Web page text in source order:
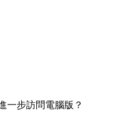
一步訪問電腦版？